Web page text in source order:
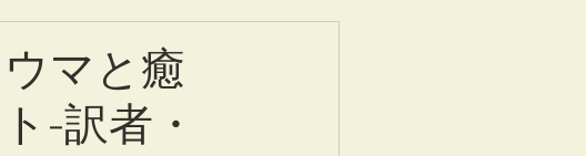
マと癒
-訳者・